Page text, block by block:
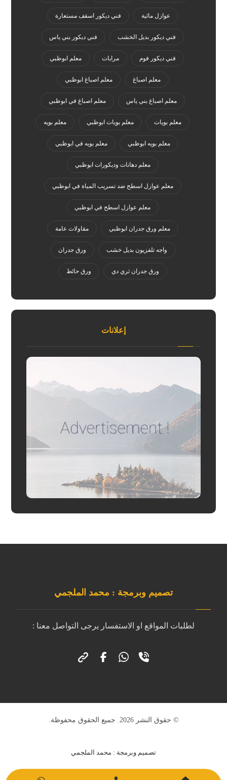
عوازل مائية فني ديكور اسقف مستعارة
فني ديكور بديل الخشب فني ديكور بني ياس
فني ديكور فوم مرايات معلم ابوظبي
معلم اصباغ معلم اصباغ ابوظبي
معلم اصباغ بني ياس معلم اصباغ في ابوظبي
معلم بويات معلم بويات ابوظبي معلم بويه
معلم بويه ابوظبي معلم بويه في ابوظبي
معلم دهانات وديكورات ابوظبي
معلم عوازل اسطح ضد تسريب المياة في ابوظبي
معلم عوازل اسطح في ابوظبي
معلم ورق جدران ابوظبي مقاولات عامة
واجه تلفزيون بديل خشب ورق جدران
ورق جدران ثري دي ورق حائط
إعلانات
تصميم وبرمجة : محمد الملجمي
لطلبات المواقع او الاستفسار يرجى التواصل معنا :
© حقوق النشر 2026. جميع الحقوق محفوظة.
تصميم وبرمجة : محمد الملجمي